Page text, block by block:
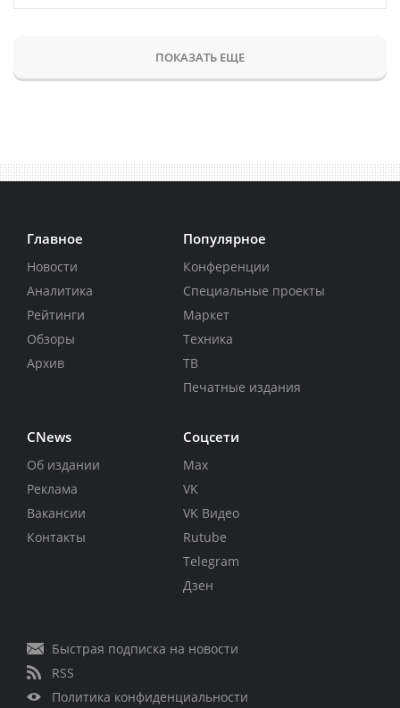
ПОКАЗАТЬ ЕЩЕ
Главное
Новости
Аналитика
Рейтинги
Обзоры
Архив
Популярное
Конференции
Специальные проекты
Маркет
Техника
ТВ
Печатные издания
CNews
Об издании
Реклама
Вакансии
Контакты
Соцсети
Max
VK
VK Видео
Rutube
Telegram
Дзен
Быстрая подписка на новости
RSS
Политика конфиденциальности